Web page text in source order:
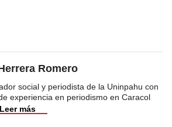
Romero
social y periodista de la Uninpahu con
experiencia en periodismo en Caracol
Leer más